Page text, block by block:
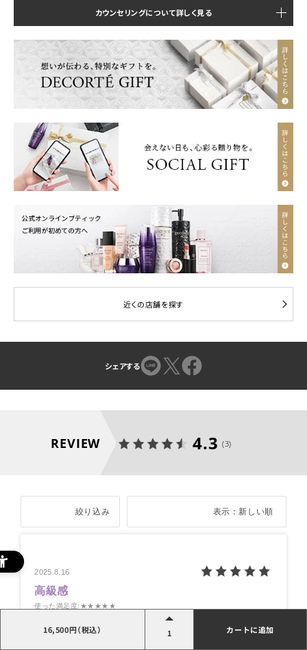
16,500円（税込） 1 カートに追加
カウンセリングについて詳しく見る
近くの店舗を探す
シェアする
REVIEW 4.3 (3)
絞り込み 表示：新しい順
2025.8.16
高級感
使った満足度:★★★★★
商品を気に入ったポイントはどこですか
:効果
年代:60代 性別:男性